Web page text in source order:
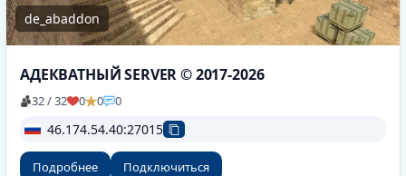
de_abaddon
АДЕКВАТНЫЙ SERVER © 2017-2026
32 / 32 0 0 0
46.174.54.40:27015
Подробнее Подключиться